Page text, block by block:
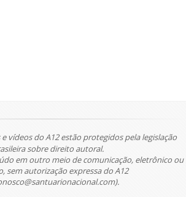
vídeos do A12 estão protegidos pela legislação
sobre direito autoral.
em outro meio de comunicação, eletrônico ou
sem autorização expressa do A12